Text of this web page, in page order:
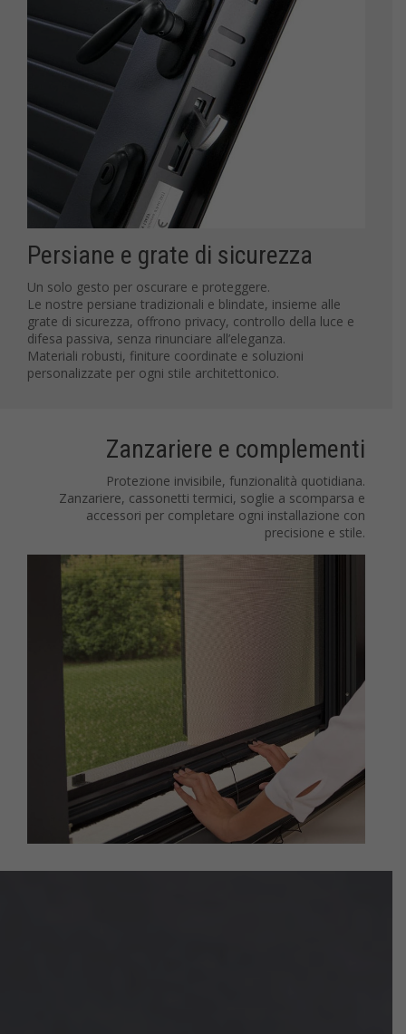
Persiane e grate di sicurezza
Un solo gesto per oscurare e proteggere.
Le nostre persiane tradizionali e blindate, insieme alle
grate di sicurezza, offrono privacy, controllo della luce e
difesa passiva, senza rinunciare all’eleganza.
Materiali robusti, finiture coordinate e soluzioni
personalizzate per ogni stile architettonico.
Zanzariere e complementi
Protezione invisibile, funzionalità quotidiana.
Zanzariere, cassonetti termici, soglie a scomparsa e
accessori per completare ogni installazione con
precisione e stile.